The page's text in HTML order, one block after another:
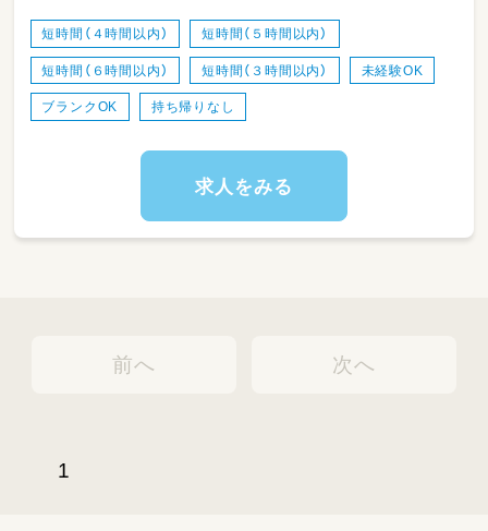
・連絡帳、各書類の記入 ※勤務時間数・時間帯
によって作成書類は異なります。
（連絡帳、個別指導計画票、週案、ヒヤリハット
等）
短時間（４時間以内） 短時間（５時間以内）
短時間（６時間以内） 短時間（３時間以内） 未経験OK
ブランクOK 持ち帰りなし
求人をみる
前へ
1
次へ